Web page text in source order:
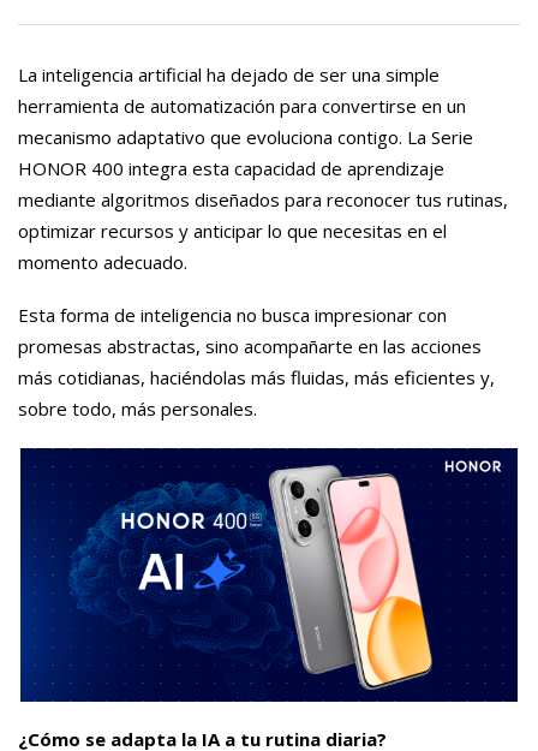
La inteligencia artificial ha dejado de ser una simple
herramienta de automatización para convertirse en un
mecanismo adaptativo que evoluciona contigo. La Serie
HONOR 400 integra esta capacidad de aprendizaje
mediante algoritmos diseñados para reconocer tus rutinas,
optimizar recursos y anticipar lo que necesitas en el
momento adecuado.
Esta forma de inteligencia no busca impresionar con
promesas abstractas, sino acompañarte en las acciones
más cotidianas, haciéndolas más fluidas, más eficientes y,
sobre todo, más personales.
¿Cómo se adapta la IA a tu rutina diaria?